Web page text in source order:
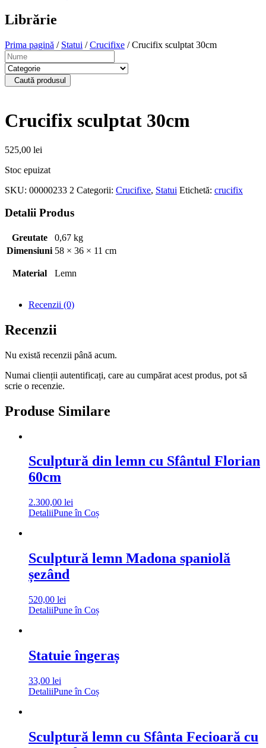
Librărie
Prima pagină / Statui /Crucifixe / Crucifix sculptat 30cm
Caută produsul
Crucifix sculptat 30cm
525,00 lei
Stoc epuizat
SKU: 00000233 2 Categorii: Crucifixe, Statui Etichetă: crucifix
Detalii Produs
Greutate
0,67 kg
Dimensiuni 58 × 36 × 11 cm
Material Lemn
Recenzii (0)
Recenzii
Nu există recenzii până acum.
Numai clienții autentificați, care au cumpărat acest produs, pot să
scrie o recenzie.
Produse Similare
Sculptură din lemn cu Sfântul Florian
60cm
2.300,00 lei
DetaliiPune în Coș
Sculptură lemn Madona spaniolă
șezând
520,00 lei
DetaliiPune în Coș
Statuie îngeraș
33,00 lei
DetaliiPune în Coș
Sculptură lemn cu Sfânta Fecioară cu